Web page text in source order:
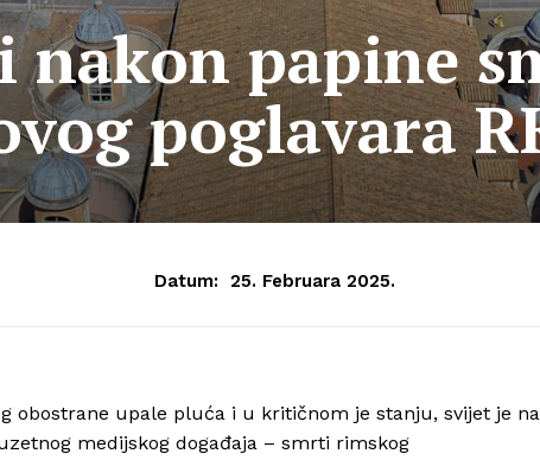
nakon papine
poglavara
Datum: 25. Februara 2025.
obostrane upale pluća i u kritičnom je stanju, svijet je na
medijskog događaja – smrti rimskog